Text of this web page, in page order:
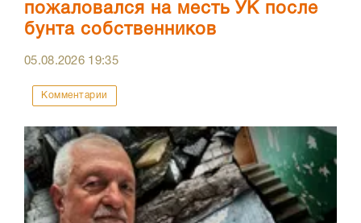
пожаловался на месть УК после
бунта собственников
05.08.2026 19:35
Комментарии